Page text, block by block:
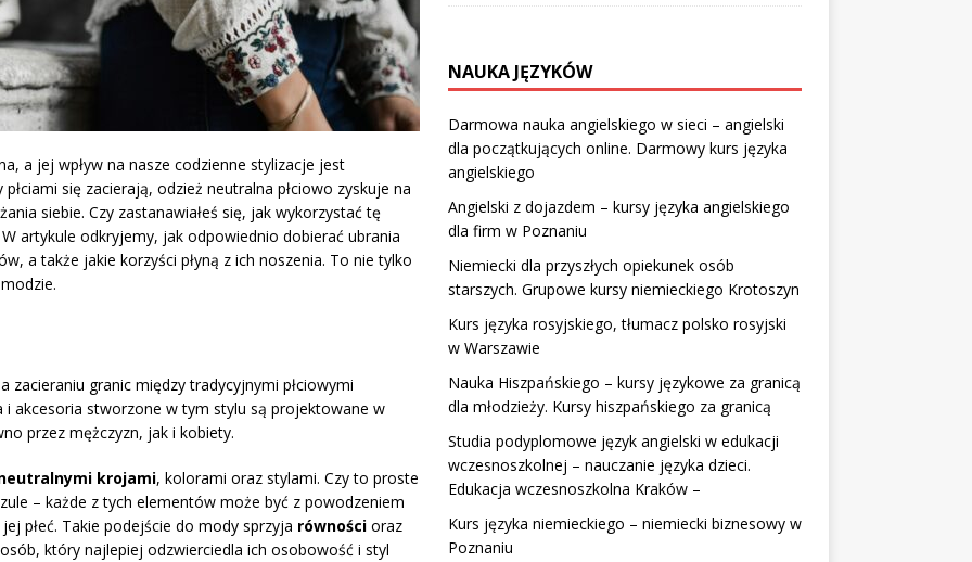
a jej wpływ na nasze codzienne stylizacje jest
się zacierają, odzież neutralna płciowo zyskuje na
siebie. Czy zastanawiałeś się, jak wykorzystać tę
artykule odkryjemy, jak odpowiednio dobierać ubrania
a także jakie korzyści płyną z ich noszenia. To nie tylko
granic między tradycyjnymi płciowymi
i akcesoria stworzone w tym stylu są projektowane w
przez mężczyzn, jak i kobiety.
krojami, kolorami oraz stylami. Czy to proste
– każde z tych elementów może być z powodzeniem
płeć. Takie podejście do mody sprzyja równości oraz
który najlepiej odzwierciedla ich osobowość i styl
NAUKA JĘZYKÓW
Darmowa nauka angielskiego w sieci – angielski
dla początkujących online. Darmowy kurs języka
angielskiego
Angielski z dojazdem – kursy języka angielskiego
dla firm w Poznaniu
Niemiecki dla przyszłych opiekunek osób
starszych. Grupowe kursy niemieckiego Krotoszyn
Kurs języka rosyjskiego, tłumacz polsko rosyjski
w Warszawie
Nauka Hiszpańskiego – kursy językowe za granicą
dla młodzieży. Kursy hiszpańskiego za granicą
Studia podyplomowe język angielski w edukacji
wczesnoszkolnej – nauczanie języka dzieci.
Edukacja wczesnoszkolna Kraków –
Kurs języka niemieckiego – niemiecki biznesowy w
Poznaniu